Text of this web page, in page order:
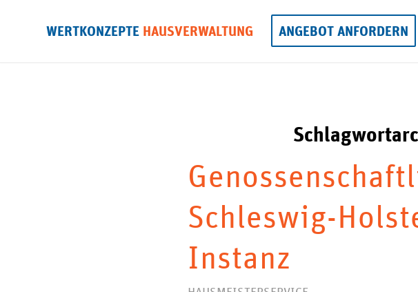
WERTKONZEPTE HAUSVERWALTUNG ANGEBOT ANFORDERN
Schleswig-
Instanz